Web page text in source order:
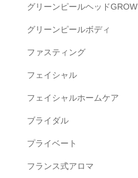
グリーンピールヘッドGROW
グリーンピールボディ
ファスティング
フェイシャル
フェイシャルホームケア
ブライダル
プライベート
フランス式アロマ